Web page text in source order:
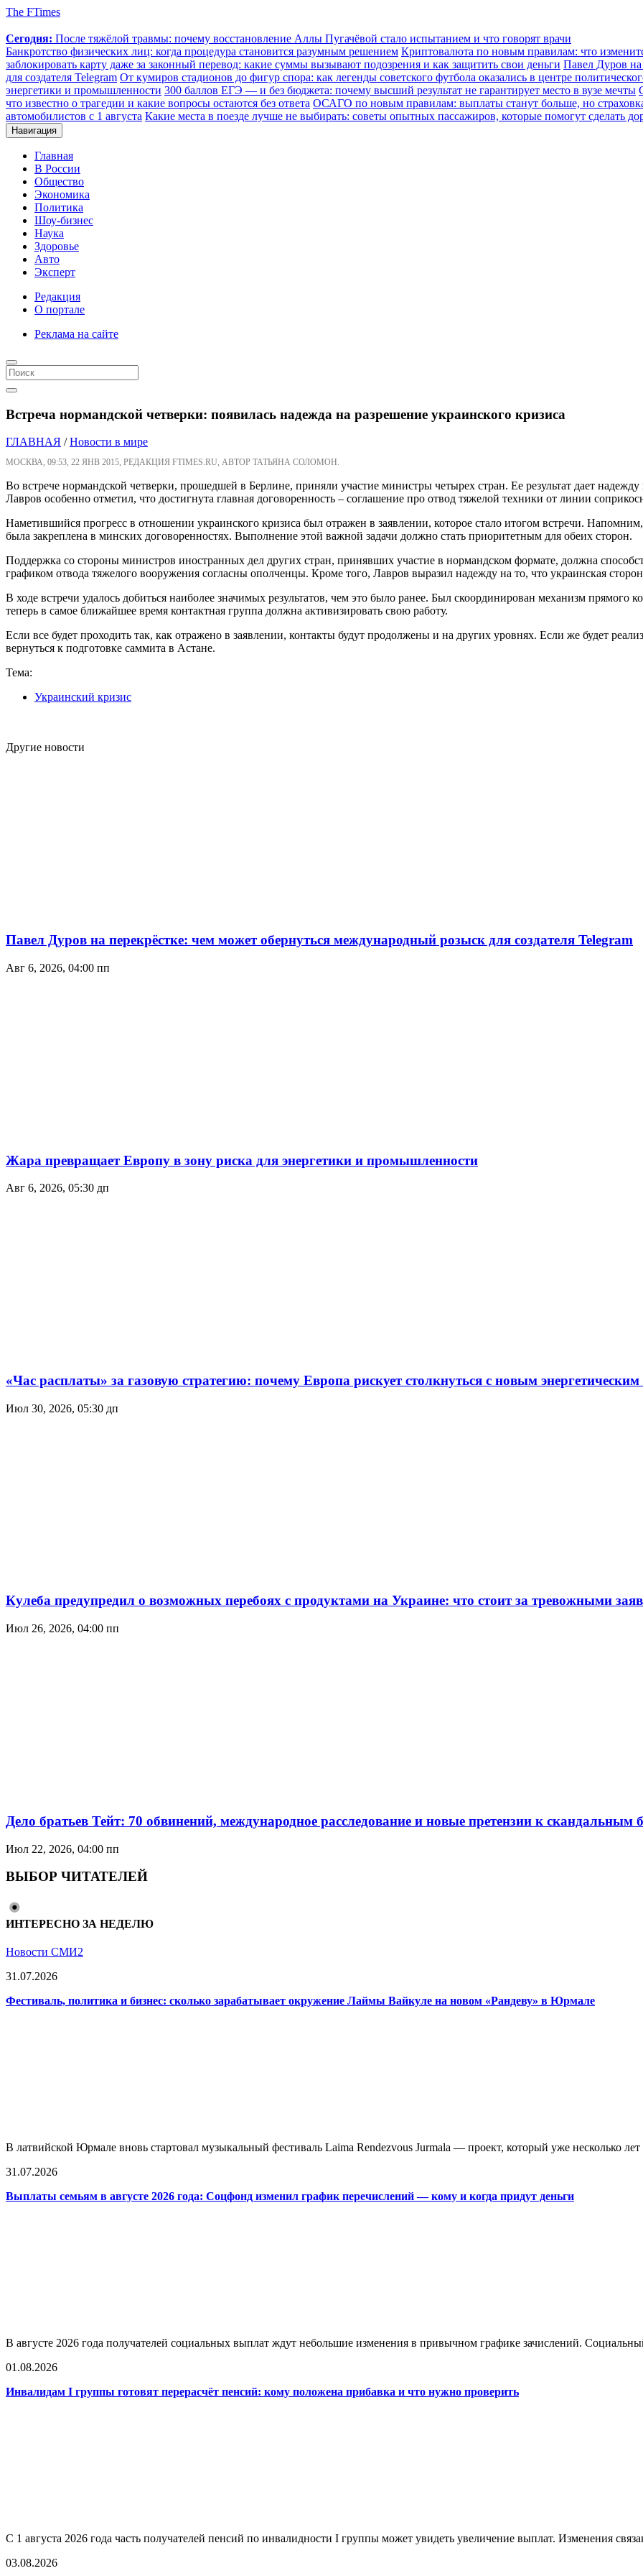
The FTimes
Сегодня: После тяжёлой травмы: почему восстановление Аллы Пугачёвой стало испытанием и что говорят врачи
Банкротство физических лиц: когда процедура становится разумным решением Криптовалюта по новым правилам: что
заблокировать карту даже за законный перевод: какие суммы вызывают подозрения и как защитить свои деньги Павел Дуров на
для создателя Telegram От кумиров стадионов до фигур спора: как легенды советского футбола оказались в центре
энергетики и промышленности 300 баллов ЕГЭ — и без бюджета: почему высший результат не гарантирует место в вузе мечты
что известно о трагедии и какие вопросы остаются без ответа ОСАГО по новым правилам: выплаты станут больше, но
автомобилистов с 1 августа Какие места в поезде лучше не выбирать: советы опытных пассажиров, которые помогут сделать
Навигация
Главная
В России
Общество
Экономика
Политика
Шоу-бизнес
Наука
Здоровье
Авто
Эксперт
Редакция
О портале
Реклама на сайте
Встреча нормандской четверки: появилась надежда на разрешение украинского кризиса
ГЛАВНАЯ /Новости в мире
МОСКВА, 09:53, 22 ЯНВ 2015, РЕДАКЦИЯ FTIMES.RU, АВТОР ТАТЬЯНА СОЛОМОН.
Во встрече нормандской четверки, прошедшей в Берлине, приняли участие министры четырех стран. Ее результат дает
Лавров особенно отметил, что достигнута главная договоренность – соглашение про отвод тяжелой техники от линии
Наметившийся прогресс в отношении украинского кризиса был отражен в заявлении, которое стало итогом встречи.
была закреплена в минских договоренностях. Выполнение этой важной задачи должно стать приоритетным для обеих сторон.
Поддержка со стороны министров иностранных дел других стран, принявших участие в нормандском формате, должна
графиком отвода тяжелого вооружения согласны ополченцы. Кроме того, Лавров выразил надежду на то, что украинская
В ходе встречи удалось добиться наиболее значимых результатов, чем это было ранее. Был скоординирован механизм прямого
теперь в самое ближайшее время контактная группа должна активизировать свою работу.
Если все будет проходить так, как отражено в заявлении, контакты будут продолжены и на других уровнях. Если же будет
вернуться к подготовке саммита в Астане.
Тема:
Украинский кризис
Другие новости
Павел Дуров на перекрёстке: чем может обернуться международный розыск для создателя Telegram
Авг 6, 2026, 04:00 пп
Жара превращает Европу в зону риска для энергетики и промышленности
Авг 6, 2026, 05:30 дп
«Час расплаты» за газовую стратегию: почему Европа рискует столкнуться с новым
Июл 30, 2026, 05:30 дп
Кулеба предупредил о возможных перебоях с продуктами на Украине: что стоит за тревожными
Июл 26, 2026, 04:00 пп
Дело братьев Тейт: 70 обвинений, международное расследование и новые претензии к скандальным
Июл 22, 2026, 04:00 пп
ВЫБОР ЧИТАТЕЛЕЙ
ИНТЕРЕСНО ЗА НЕДЕЛЮ
Новости СМИ2
31.07.2026
Фестиваль, политика и бизнес: сколько зарабатывает окружение Лаймы Вайкуле на новом «Рандеву» в Юрмале
В латвийской Юрмале вновь стартовал музыкальный фестиваль Laima Rendezvous Jurmala — проект, который уже несколько лет
31.07.2026
Выплаты семьям в августе 2026 года: Соцфонд изменил график перечислений — кому и когда придут деньги
В августе 2026 года получателей социальных выплат ждут небольшие изменения в привычном графике зачислений.
01.08.2026
Инвалидам I группы готовят перерасчёт пенсий: кому положена прибавка и что нужно проверить
С 1 августа 2026 года часть получателей пенсий по инвалидности I группы может увидеть увеличение выплат. Изменения
03.08.2026